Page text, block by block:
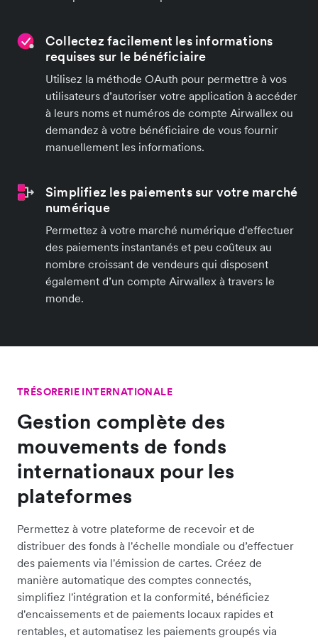
Collectez facilement les informations
requises sur le bénéficiaire
Utilisez la méthode OAuth pour permettre à vos
utilisateurs d’autoriser votre application à accéder
à leurs noms et numéros de compte Airwallex ou
demandez à votre bénéficiaire de vous fournir
manuellement les informations.
Simplifiez les paiements sur votre marché
numérique
Permettez à votre marché numérique d'effectuer
des paiements instantanés et peu coûteux au
nombre croissant de vendeurs qui disposent
également d’un compte Airwallex à travers le
monde.
TRÉSORERIE INTERNATIONALE
Gestion complète des
mouvements de fonds
internationaux pour les
plateformes
Permettez à votre plateforme de recevoir et de
distribuer des fonds à l'échelle mondiale ou d’effectuer
des paiements via l'émission de cartes. Créez de
manière automatique des comptes connectés,
simplifiez l'intégration et la conformité, bénéficiez
d'encaissements et de paiements locaux rapides et
rentables, et automatisez les paiements groupés via